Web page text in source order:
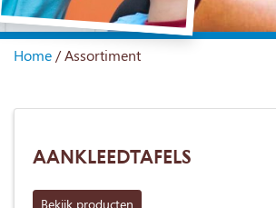
Home/Assortiment
AANKLEEDTAFELS
Bekijk producten